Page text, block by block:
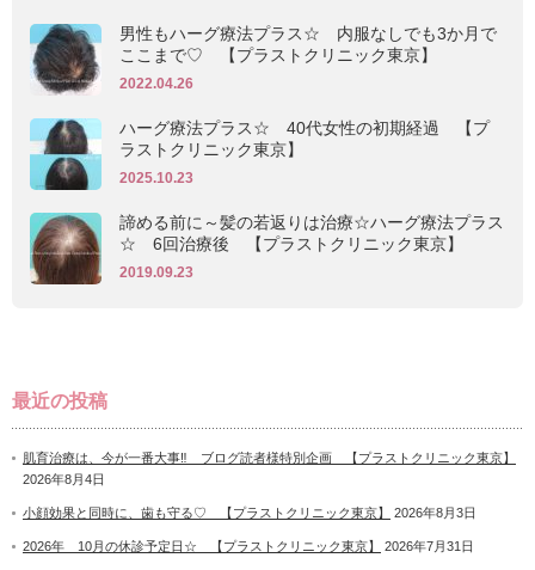
男性もハーグ療法プラス☆ 内服なしでも3か月で
ここまで♡ 【プラストクリニック東京】
2022.04.26
ハーグ療法プラス☆ 40代女性の初期経過 【プ
ラストクリニック東京】
2025.10.23
諦める前に～髪の若返りは治療☆ハーグ療法プラス
☆ 6回治療後 【プラストクリニック東京】
2019.09.23
最近の投稿
肌育治療は、今が一番大事‼ ブログ読者様特別企画 【プラストクリニック東京】
2026年8月4日
小顔効果と同時に、歯も守る♡ 【プラストクリニック東京】 2026年8月3日
2026年 10月の休診予定日☆ 【プラストクリニック東京】 2026年7月31日